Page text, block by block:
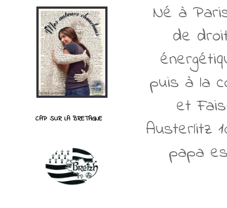
Né à
de
puis à la
et
Austerlitz
papa
CAP SUR LA BRETAGNE